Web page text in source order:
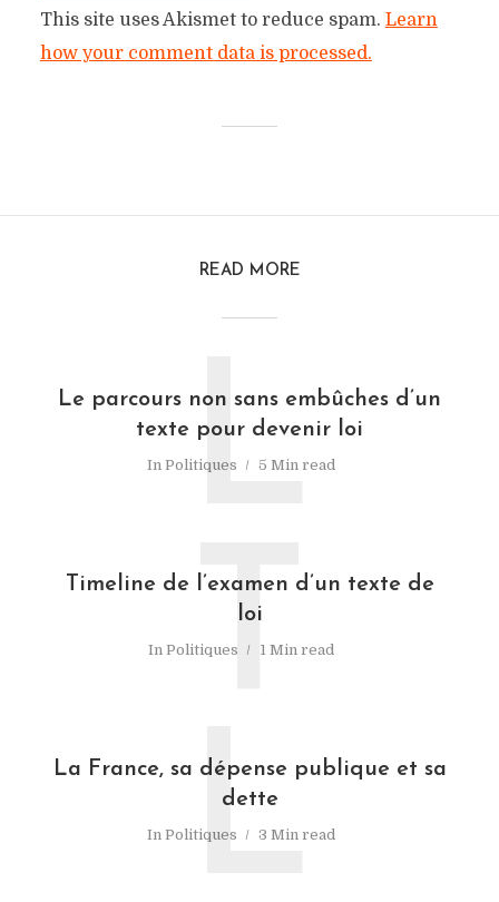
This site uses Akismet to reduce spam. Learn
how your comment data is processed.
READ MORE
Le parcours non sans embûches d’un
texte pour devenir loi
In Politiques 5 Min read
L
Timeline de l’examen d’un texte de
loi
In Politiques 1 Min read
T
La France, sa dépense publique et sa
dette
In Politiques 3 Min read
L